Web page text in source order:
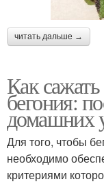
читать дальше →
Как
бегония:
домашних
Для того, чтобы
необходимо
критериями